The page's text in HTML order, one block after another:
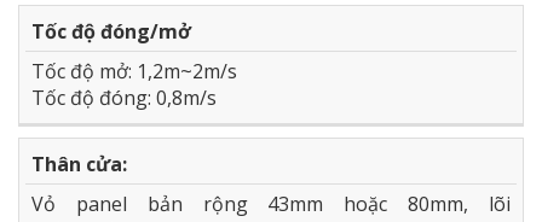
Tốc độ đóng/mở
Tốc độ mở: 1,2m~2m/s
Tốc độ đóng: 0,8m/s
Thân cửa:
Vỏ panel bản rộng 43mm hoặc 80mm, lõi